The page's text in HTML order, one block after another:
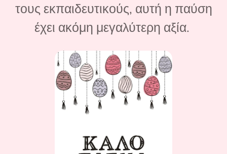
τους εκπαιδευτικούς, αυτή η παύση
έχει ακόμη μεγαλύτερη αξία.